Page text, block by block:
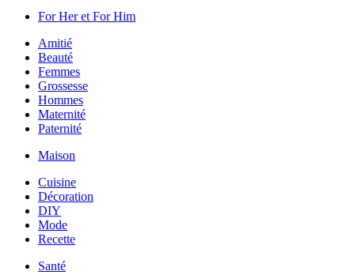
For Her et For Him
Amitié
Beauté
Femmes
Grossesse
Hommes
Maternité
Paternité
Maison
Cuisine
Décoration
DIY
Mode
Recette
Santé